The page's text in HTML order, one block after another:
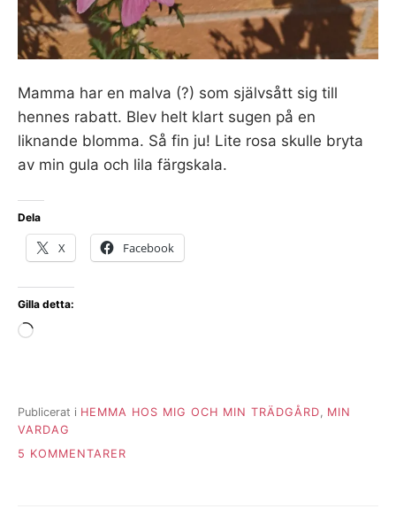
Mamma har en malva (?) som självsått sig till
hennes rabatt. Blev helt klart sugen på en
liknande blomma. Så fin ju! Lite rosa skulle bryta
av min gula och lila färgskala.
Dela
X Facebook
Gilla detta:
Laddar
Publicerat i HEMMA HOS MIG OCH MIN TRÄDGÅRD, MIN
VARDAG
5 KOMMENTARER